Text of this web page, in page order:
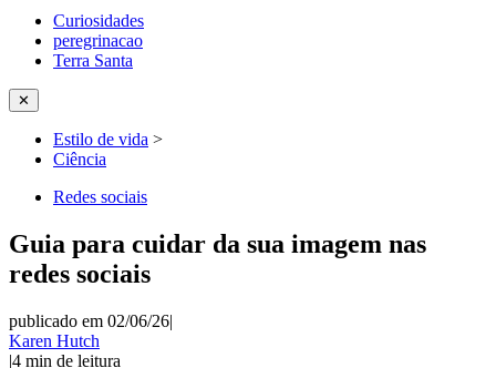
Curiosidades
peregrinacao
Terra Santa
✕
Estilo de vida >
Ciência
Redes sociais
Guia para cuidar da sua imagem nas
redes sociais
publicado em 02/06/26|
Karen Hutch
|4 min de leitura